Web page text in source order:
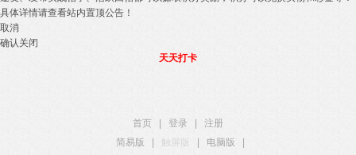
具体详情请查看站内置顶公告！
取消
确认关闭
天天打卡
首页 登录
注册
简易版
触屏版 电脑版